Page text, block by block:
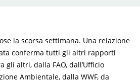
la scorsa settimana. Una relazione
conferma tutti gli altri rapporti
gli altri, dalla FAO, dall’Ufficio
Ambientale, dalla WWF, da